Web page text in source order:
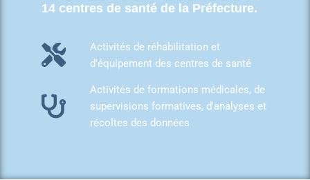
14 centres de santé de la Préfecture.
Activités de réhabilitation et
d'équipement des centres de santé
Activités de formations médicales, de
supervisions formatives, d'analyses et
récoltes des données